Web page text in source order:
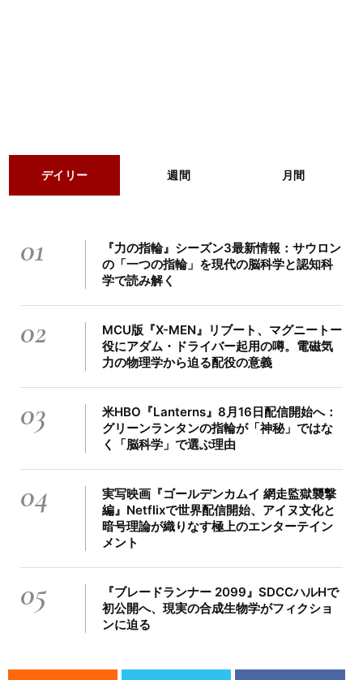
デイリー 週間 月間
01
『力の指輪』シーズン3最新情報：サウロン
の「一つの指輪」を現代の脳科学と認知科
学で読み解く
02
MCU版『X-MEN』リブート、マグニートー
役にアダム・ドライバー起用の噂。電磁気
力の物理学から迫る配役の意義
03
米HBO『Lanterns』8月16日配信開始へ：
グリーンランタンの指輪が「神秘」ではな
く「脳科学」で選ぶ理由
04
実写映画『ゴールデンカムイ 網走監獄襲撃
編』Netflixで世界配信開始、アイヌ文化と
暗号理論が織りなす極上のエンターテイン
メント
05
『ブレードランナー 2099』SDCCハルHで
初公開へ、現実の合成生物学がフィクショ
ンに迫る